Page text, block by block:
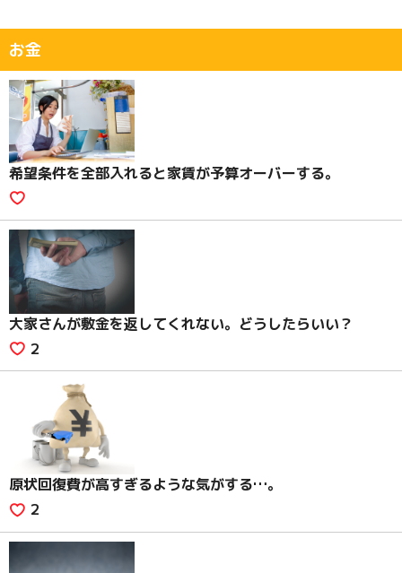
お金
希望条件を全部入れると家賃が予算オーバーする。
大家さんが敷金を返してくれない。どうしたらいい？
2
原状回復費が高すぎるような気がする…。
2